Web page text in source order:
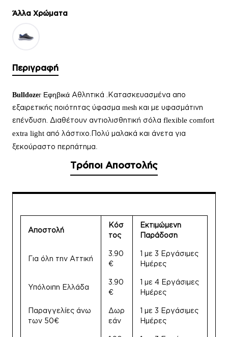
Άλλα Xρώματα
Περιγραφή
Bulldozer Εφηβικά Αθλητικά .Κατασκευασμένα απο
εξαιρετικής ποιότητας ύφασμα mesh και με υφασμάτινη
επένδυση. Διαθέτουν αντιολισθητική σόλα flexible comfort
extra light από λάστιχο.Πολύ μαλακά και άνετα για
ξεκούραστο περπάτημα.
Τρόποι Αποστολής
Αποστολή
Κόσ
τος
Εκτιμώμενη
Παράδοση
Για όλη την Αττική
3.90
€
1 με 3 Εργάσιμες
Ημέρες
Υπόλοιπη Ελλάδα
3.90
€
1 με 4 Εργάσιμες
Ημέρες
Παραγγελίες άνω
των 50€
Δωρ
εάν
1 με 3 Εργάσιμες
Ημέρες